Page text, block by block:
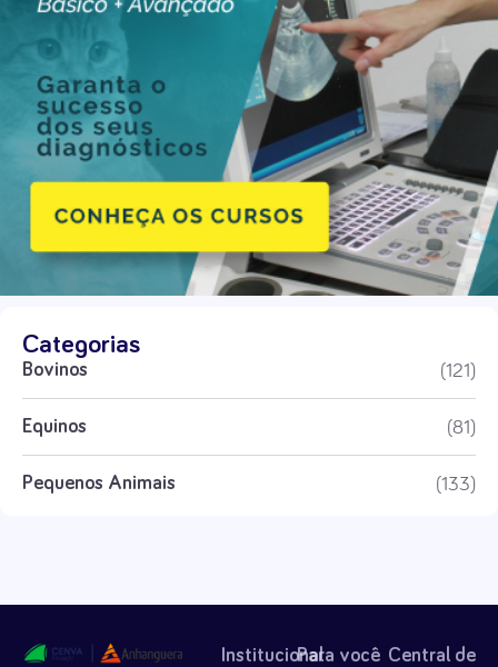
Categorias
Bovinos (121)
Equinos (81)
Pequenos Animais (133)
InstitucionalPara você Central de